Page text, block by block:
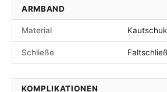
ARMBAND
Material Kautschuk
Schließe
KOMPLIKATIONEN